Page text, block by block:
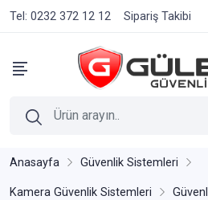
Tel: 0232 372 12 12 Sipariş Takibi
Anasayfa Güvenlik Sistemleri
Kamera Güvenlik Sistemleri